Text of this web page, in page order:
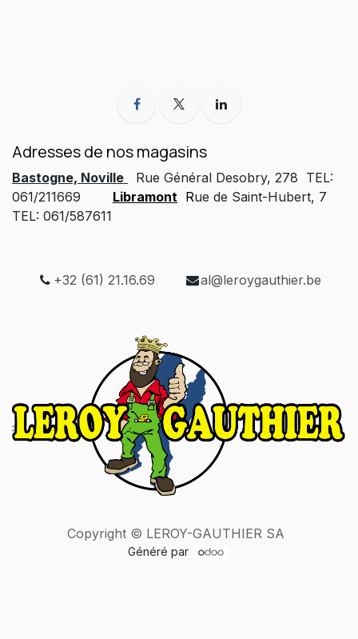
Adresses de nos magasins
Bastogne, Noville
Rue Général Desobry, 278 TEL:
061/211669
Libramont Rue de Saint-Hubert, 7
TEL: 061/587611
+32 (61) 21.16.69 al@leroygauthier.be
Copyright © LEROY-GAUTHIER SA
Généré par